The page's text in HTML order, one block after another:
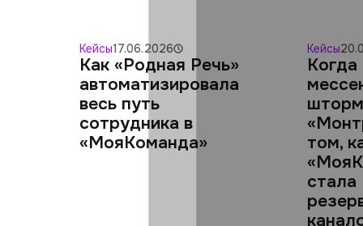
Кейсы17.06.2026
Как «Родная Речь»
автоматизировала
весь путь
сотрудника в
«МояКоманда»
Кейсы
Когда
том,
стала